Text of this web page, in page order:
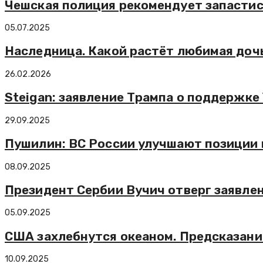
Чешская полиция рекомендует
05.07.2025
Наследница. Какой растёт любимая
26.02.2026
Steigan: заявление Трампа о
29.09.2025
Пушилин: ВС России улучшают позиции
08.09.2025
Президент Сербии Вучич отверг
05.09.2025
США захлебнутся океаном.
10.09.2025